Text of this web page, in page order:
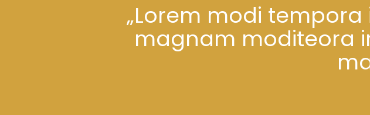
„Lorem modi
magnam moditeora